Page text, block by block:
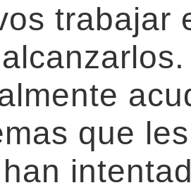
trabajar
que